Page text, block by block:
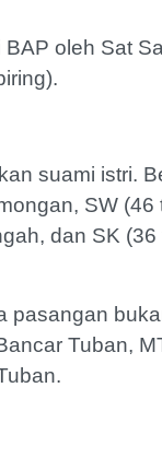
oleh Sat
suami istri.
SW
dan SK
Tuban,